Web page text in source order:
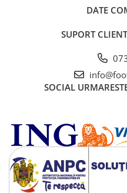
Durabilitate combinată cu
Talpă barefoot DATE
SUPORT
SOCIAL